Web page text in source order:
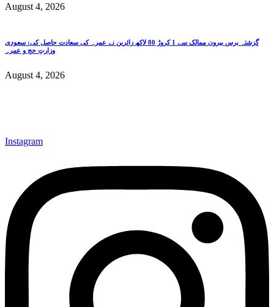
August 4, 2026
گزشتہ برس بیرون ممالک سے 1 کروڑ 80 لاکھ زائرین نے عمرہ کی سعادت حاصل کی: سعودی
وزارتِ حج و عمرہ
August 4, 2026
Instagram